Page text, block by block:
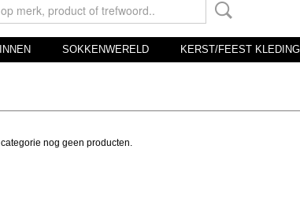
SOKKENWERELD KERST/FEEST
nog geen producten.